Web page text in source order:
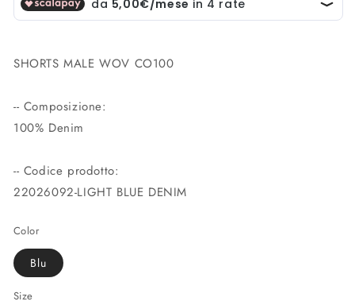
SHORTS MALE WOV CO100
-- Composizione:
100% Denim
-- Codice prodotto:
22026092-LIGHT BLUE DENIM
Color
Blu
Size